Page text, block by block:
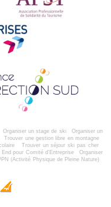
Organiser un stage de ski
Organiser un
Trouver une gestion libre en montagne
Trouver un séjour ski pas cher
End pour Comité d'Entreprise
Organiser
(Activité Physique de Pleine Nature)